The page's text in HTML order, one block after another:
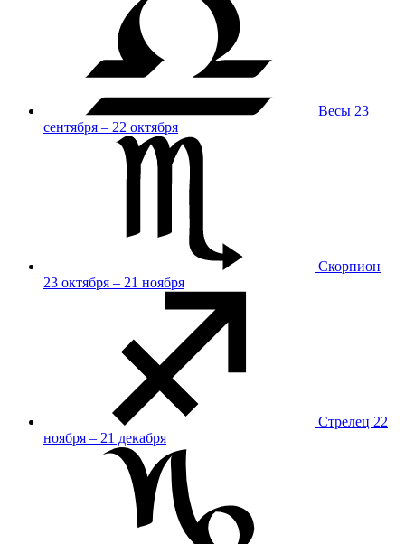
Весы 23
сентября – 22 октября
Скорпион
23 октября – 21 ноября
Стрелец 22
ноября – 21 декабря